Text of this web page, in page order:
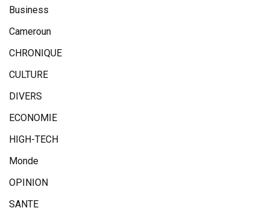
Business
Cameroun
CHRONIQUE
CULTURE
DIVERS
ECONOMIE
HIGH-TECH
Monde
OPINION
SANTE